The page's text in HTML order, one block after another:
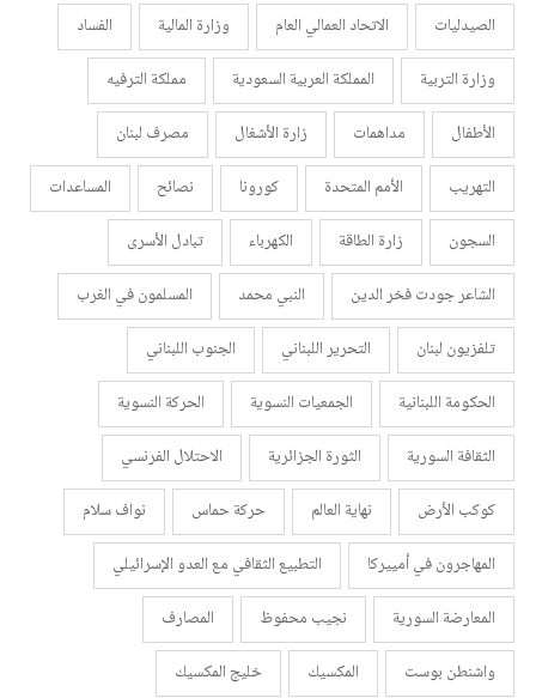
الصيدليات الاتحاد العمالي العام وزارة المالية
الفساد
وزارة التربية
المملكة العربية السعودية
مملكة الترفيه
الأطفال
مداهمات زارة الأشغال
مصرف لبنان
التهريب
الأمم المتحدة كورونا نصائح
المساعدات
السجون
زارة الطاقة الكهرباء
تبادل الأسرى
الشاعر جودت فخر الدين
النبي محمد
المسلمون في الغرب
تلفزيون لبنان
التحرير اللبناني
الجنوب اللبناني
الحكومة اللبنانية
الجمعيات النسوية
الحركة النسوية
الثقافة السورية
الثورة الجزائرية
الاحتلال الفرنسي
كوكب الأرض
نهاية العالم حركة حماس
نواف سلام
المهاجرون في أمييركا
التطبيع الثقافي مع العدو الإسرائيلي
المعارضة السورية
نجيب محفوظ
المصارف
واشنطن بوست
المكسيك
خليج المكسيك